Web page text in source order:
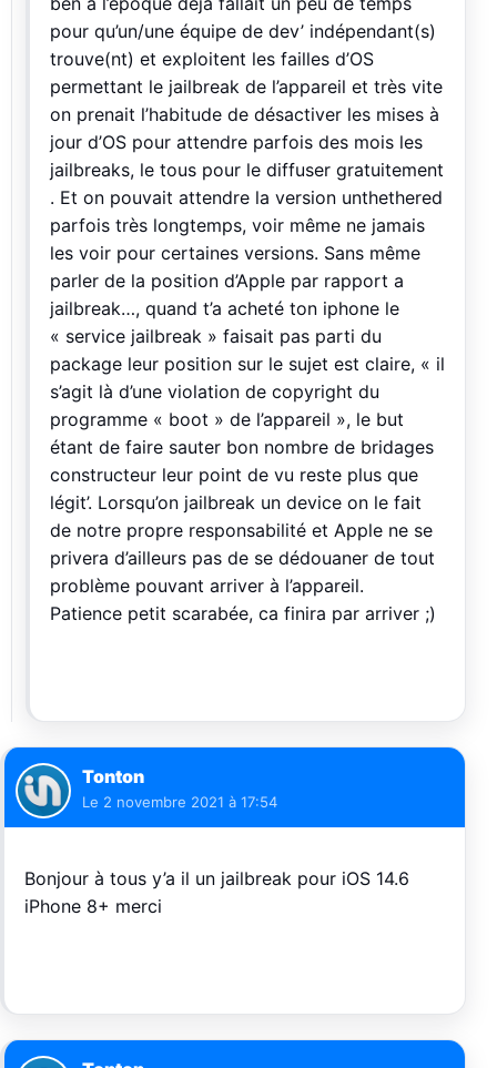
pour qu’un/une équipe de dev’ indépendant(s)
trouve(nt) et exploitent les failles d’OS
permettant le jailbreak de l’appareil et très vite
on prenait l’habitude de désactiver les mises à
jour d’OS pour attendre parfois des mois les
jailbreaks, le tous pour le diffuser gratuitement
. Et on pouvait attendre la version unthethered
parfois très longtemps, voir même ne jamais
les voir pour certaines versions. Sans même
parler de la position d’Apple par rapport a
jailbreak…, quand t’a acheté ton iphone le
« service jailbreak » faisait pas parti du
package leur position sur le sujet est claire, « il
s’agit là d’une violation de copyright du
programme « boot » de l’appareil », le but
étant de faire sauter bon nombre de bridages
constructeur leur point de vu reste plus que
légit’. Lorsqu’on jailbreak un device on le fait
de notre propre responsabilité et Apple ne se
privera d’ailleurs pas de se dédouaner de tout
problème pouvant arriver à l’appareil.
Patience petit scarabée, ca finira par arriver ;)
Tonton
Le 2 novembre 2021 à 17:54
Bonjour à tous y’a il un jailbreak pour iOS 14.6
iPhone 8+ merci